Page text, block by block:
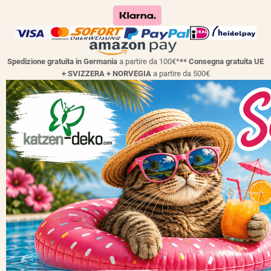
Spedizione gratuita in Germania a partire da 100€*** Consegna gratuita UE
+ SVIZZERA + NORVEGIAa partire da 500€